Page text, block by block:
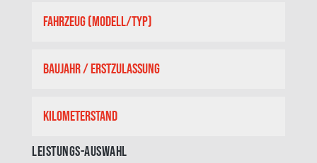
Leistungs-Auswahl